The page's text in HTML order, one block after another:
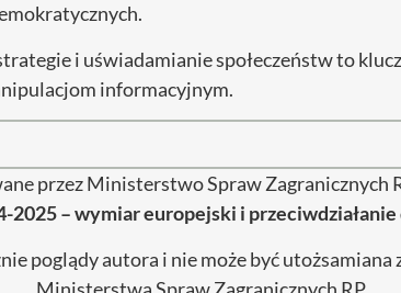
i uświadamianie społeczeństw to
informacyjnym.
przez Ministerstwo Spraw Zagranicznych
2025 – wymiar europejski i
poglądy autora i nie może być